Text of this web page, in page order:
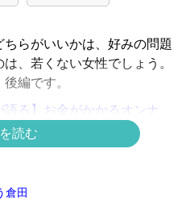
らがいいかは、好みの問題
、若くない女性でしょう。
編です。
語る】お金がかかるオンナ
がモテるのか？（前編）
でも喜んでくれる
であれば、食事をご馳走に
読む
倉田